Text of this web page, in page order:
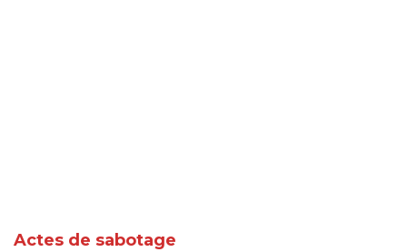
Actes de sabotage